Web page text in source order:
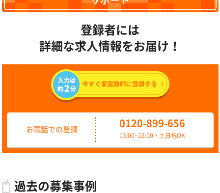
登録者には
詳細な求人情報をお届け！
お電話での登録
0120-899-656
13:00~22:00・土日祝OK
過去の募集事例